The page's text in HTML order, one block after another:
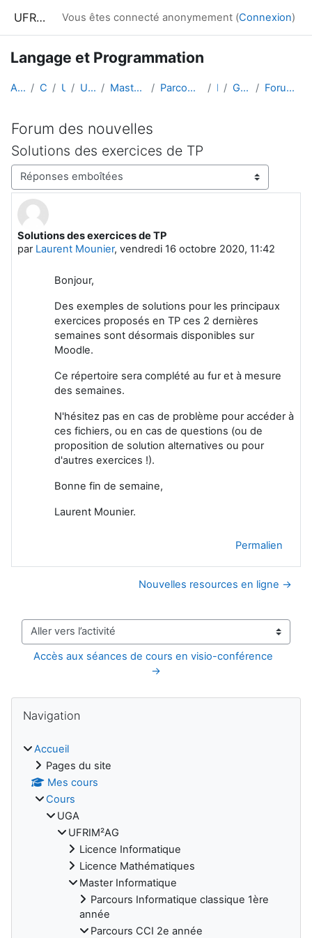
UFRIM²AG : Moodle Vous êtes connecté anonymement (Connexion)
Langage et Programmation
Accueil Cours UGA UFRIM²AG Master Informatique Parcours CCI 2e année PL1 Généralités Forum des nouvelles
Forum des nouvelles
Solutions des exercices de TP
Type d’affichage
Solutions des exercices de TP
par Laurent Mounier, vendredi 16 octobre 2020, 11:42
Nombre de réponses : 0
Bonjour,
Des exemples de solutions pour les principaux
exercices proposés en TP ces 2 dernières
semaines sont désormais disponibles sur
Moodle.
Ce répertoire sera complété au fur et à mesure
des semaines.
N'hésitez pas en cas de problème pour accéder à
ces fichiers, ou en cas de questions (ou de
proposition de solution alternatives ou pour
d'autres exercices !).
Bonne fin de semaine,
Laurent Mounier.
Permalien
Nouvelles resources en ligne →
Aller vers l’activité
Accès aux séances de cours en visio-conférence
→
Blocs
Navigation
Accueil
Pages du site
Mes cours
Cours
UGA
UFRIM²AG
Licence Informatique
Licence Mathématiques
Master Informatique
Parcours Informatique classique 1ère
année
Parcours CCI 2e année